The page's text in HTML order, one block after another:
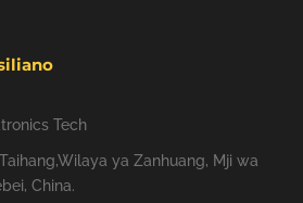
Tech
ya Zanhuang, Mji wa
China.